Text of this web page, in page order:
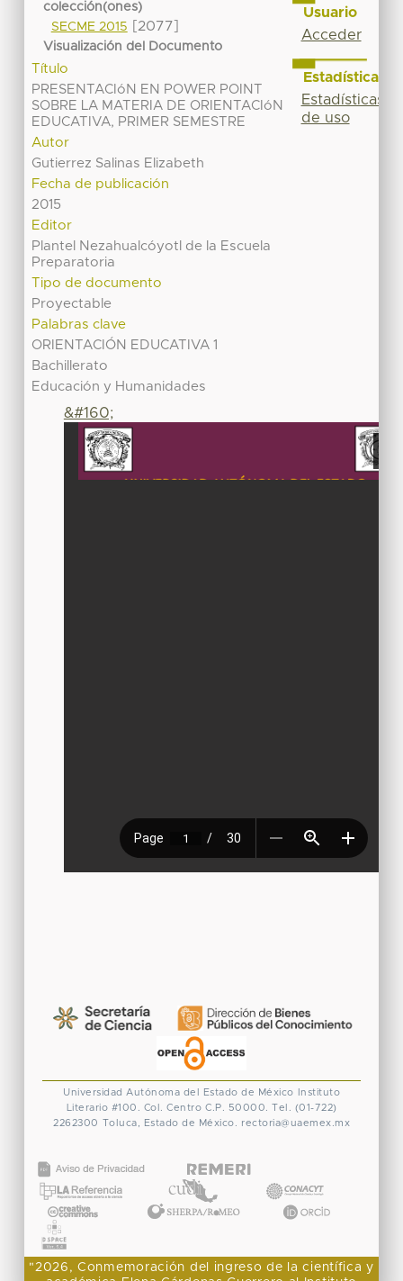
colección(ones)
SECME 2015
[2077]
Visualización del Documento
Título
PRESENTACIóN EN POWER POINT
SOBRE LA MATERIA DE ORIENTACIóN
EDUCATIVA, PRIMER SEMESTRE
Autor
Gutierrez Salinas Elizabeth
Fecha de publicación
2015
Editor
Plantel Nezahualcóyotl de la Escuela
Preparatoria
Tipo de documento
Proyectable
Palabras clave
ORIENTACIÓN EDUCATIVA 1
Bachillerato
Educación y Humanidades
&#160;
Usuario
Acceder
Estadísticas
Estadísticas
de uso
Universidad Autónoma del Estado de México
Instituto
Literario #100. Col. Centro C.P. 50000. Tel. (01-722)
2262300 Toluca, Estado de México. rectoria@uaemex.mx
"2026, Conmemoración del ingreso de la científica y